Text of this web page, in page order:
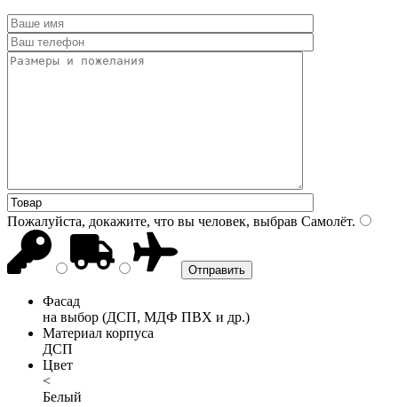
Пожалуйста, докажите, что вы человек, выбрав Самолёт.
Фасад
на выбор (ДСП, МДФ ПВХ и др.)
Материал корпуса
ДСП
Цвет
<
Белый